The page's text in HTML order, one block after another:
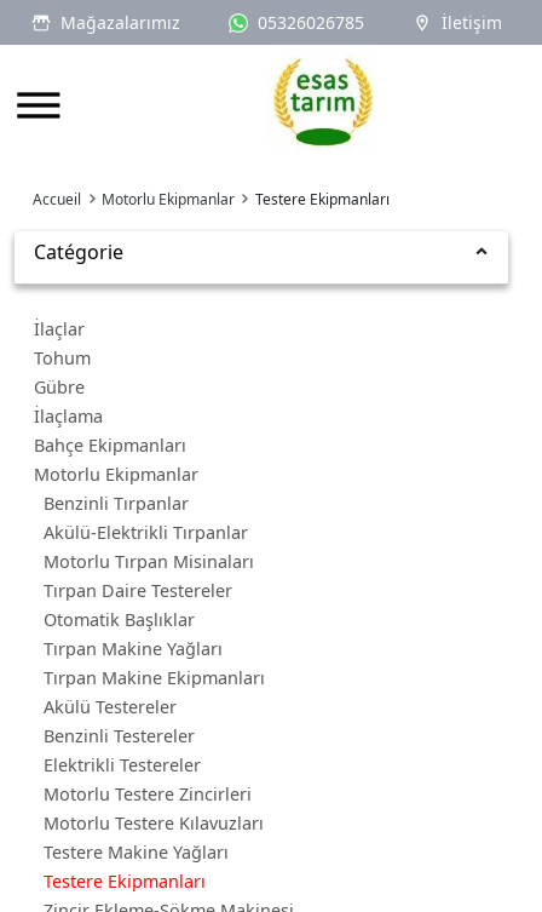
Mağazalarımız 05326026785 İletişim
Logo
Accueil Motorlu Ekipmanlar Testere Ekipmanları
Catégorie
İlaçlar
Tohum
Gübre
İlaçlama
Bahçe Ekipmanları
Motorlu Ekipmanlar
Benzinli Tırpanlar
Akülü-Elektrikli Tırpanlar
Motorlu Tırpan Misinaları
Tırpan Daire Testereler
Otomatik Başlıklar
Tırpan Makine Yağları
Tırpan Makine Ekipmanları
Akülü Testereler
Benzinli Testereler
Elektrikli Testereler
Motorlu Testere Zincirleri
Motorlu Testere Kılavuzları
Testere Makine Yağları
Testere Ekipmanları